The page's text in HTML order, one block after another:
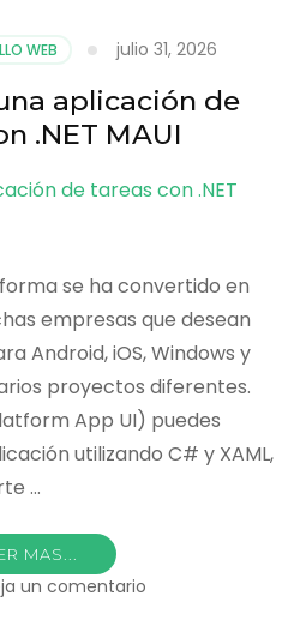
escritorio
con
WPF
y
WEB julio 31, 2026
aplicación de
.NET MAUI
se ha convertido en
empresas que desean
Android, iOS, Windows y
proyectos diferentes.
App UI) puedes
utilizando C# y XAML,
…
MAS...
un comentario